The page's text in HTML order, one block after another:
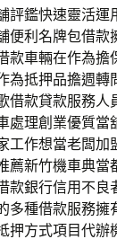
評鑑快速靈活運
便利名牌包借款
款車輛在作為擔
為抵押品擔週轉
借款貸款服務人
處理創業優質當
工作想當老闆加
薦新竹機車典當
款銀行信用不良
多種借款服務擁
押方式項目代辦